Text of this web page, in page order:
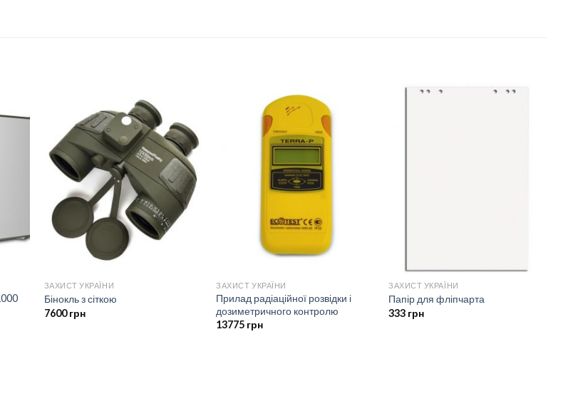
ЗАХИСТ УКРАЇНИ
Бінокль з сіткою
7600грн
ЗАХИСТ УКРАЇНИ
Прилад радіаційної розвідки і
дозиметричного контролю
13775 грн
ЗАХИСТ УКРАЇНИ
Папір для фліпчарта
333 грн